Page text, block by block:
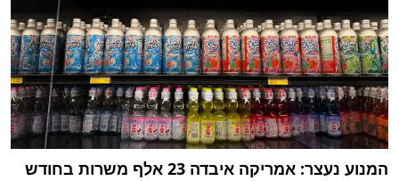
המנוע נעצר: אמריקה איבדה 23 אלף משרות בחודש